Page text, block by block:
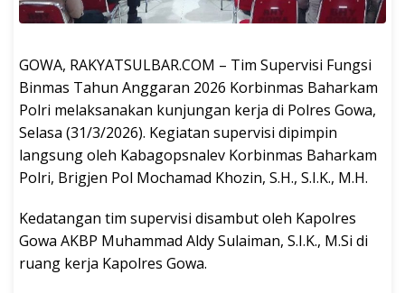
GOWA, RAKYATSULBAR.COM – Tim Supervisi Fungsi
Binmas Tahun Anggaran 2026 Korbinmas Baharkam
Polri melaksanakan kunjungan kerja di Polres Gowa,
Selasa (31/3/2026). Kegiatan supervisi dipimpin
langsung oleh Kabagopsnalev Korbinmas Baharkam
Polri, Brigjen Pol Mochamad Khozin, S.H., S.I.K., M.H.
Kedatangan tim supervisi disambut oleh Kapolres
Gowa AKBP Muhammad Aldy Sulaiman, S.I.K., M.Si di
ruang kerja Kapolres Gowa.